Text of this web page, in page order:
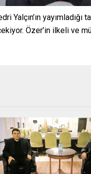
Yalçın’ın
Özer’in ilkeli ve